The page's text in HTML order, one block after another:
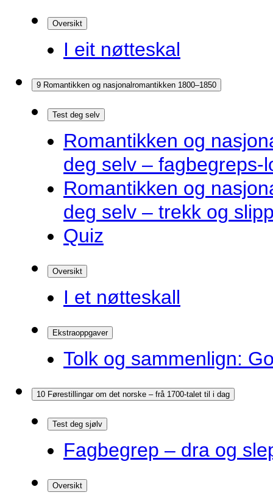
Oversikt
I eit nøtteskal
9 Romantikken og nasjonalromantikken 1800–1850
Test deg selv
Romantikken og
deg selv – fagbegreps-
Romantikken og
deg selv – trekk og
Quiz
Oversikt
I et nøtteskall
Ekstraoppgaver
Tolk og sammenlign:
10 Førestillingar om det norske – frå 1700-talet til i dag
Test deg sjølv
Fagbegrep – dra og
Oversikt